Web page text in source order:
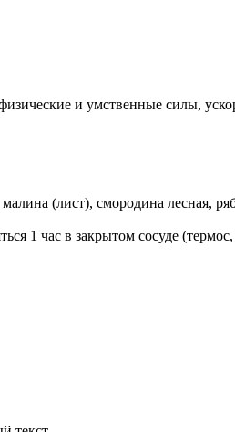
и умственные силы,
(лист), смородина лесная,
1 час в закрытом сосуде